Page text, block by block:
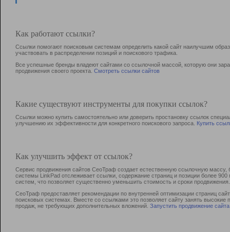
Как работают ссылки?
Ссылки помогают поисковым системам определить какой сайт наилучшим
участвовать в раcпределении позиций и поискового трафика.
Все успешные бренды владеют сайтами со ссылочной массой, которую они
продвижения своего проекта. Смотреть ссылки сайтов
Какие существуют инструменты для покупки ссылок?
Ссылки можно купить самостоятельно или доверить простановку ссылок
улучшению их эффективности для конкретного поискового запроса. Купить
Как улучшить эффект от ссылок?
Сервис продвижения сайтов СеоТраф создает естественную ссылочную
системы LinkPad отслеживает ссылки, содержание страниц и позиции более
систем, что позволяет существенно уменьшить стоимость и сроки продвижения.
СеоТраф предоставляет рекомендации по внутренней оптимизации страниц
поисковых системах. Вместе со ссылками это позволяет сайту занять
продаж, не требующих дополнительных вложений. Запустить продвижение сайта